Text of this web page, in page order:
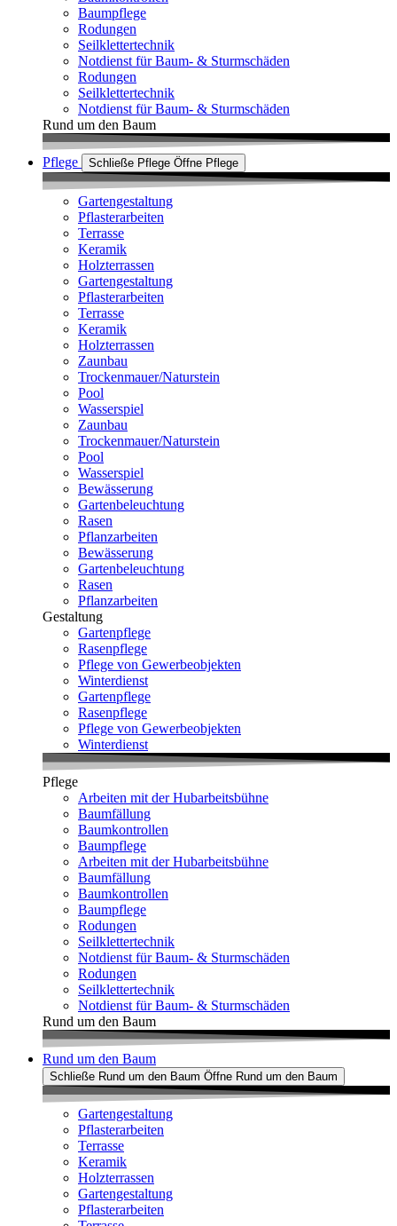
Baumpflege
Rodungen
Seilklettertechnik
Notdienst für Baum- & Sturmschäden
Rodungen
Seilklettertechnik
Notdienst für Baum- & Sturmschäden
Rund um den Baum
Pflege Schließe Pflege Öffne Pflege
Gartengestaltung
Pflasterarbeiten
Terrasse
Keramik
Holzterrassen
Gartengestaltung
Pflasterarbeiten
Terrasse
Keramik
Holzterrassen
Zaunbau
Trockenmauer/Naturstein
Pool
Wasserspiel
Zaunbau
Trockenmauer/Naturstein
Pool
Wasserspiel
Bewässerung
Gartenbeleuchtung
Rasen
Pflanzarbeiten
Bewässerung
Gartenbeleuchtung
Rasen
Pflanzarbeiten
Gestaltung
Gartenpflege
Rasenpflege
Pflege von Gewerbeobjekten
Winterdienst
Gartenpflege
Rasenpflege
Pflege von Gewerbeobjekten
Winterdienst
Pflege
Arbeiten mit der Hubarbeitsbühne
Baumfällung
Baumkontrollen
Baumpflege
Arbeiten mit der Hubarbeitsbühne
Baumfällung
Baumkontrollen
Baumpflege
Rodungen
Seilklettertechnik
Notdienst für Baum- & Sturmschäden
Rodungen
Seilklettertechnik
Notdienst für Baum- & Sturmschäden
Rund um den Baum
Rund um den Baum
Schließe Rund um den Baum Öffne Rund um den Baum
Gartengestaltung
Pflasterarbeiten
Terrasse
Keramik
Holzterrassen
Gartengestaltung
Pflasterarbeiten